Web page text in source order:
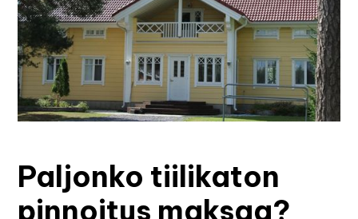
Paljonko tiilikaton
pinnoitus maksaa?